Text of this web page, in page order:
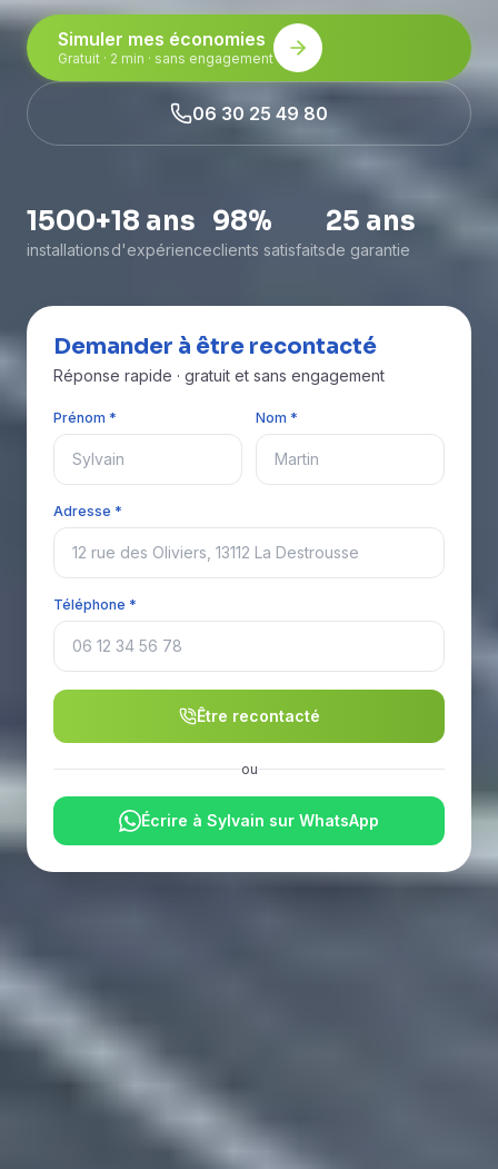
Simuler mes économies
Gratuit · 2 min · sans engagement
06 30 25 49 80
1500+
installations
18 ans
d'expérience
98%
clients satisfaits
25 ans
de garantie
Demander à être recontacté
Réponse rapide · gratuit et sans engagement
Prénom * Nom *
Adresse *
Téléphone *
Être recontacté
ou
Écrire à Sylvain sur WhatsApp